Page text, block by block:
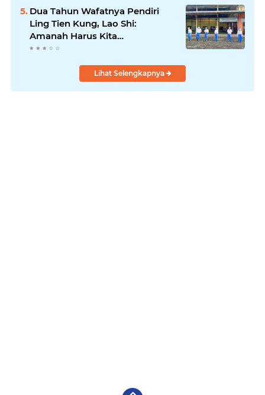
Dua Tahun Wafatnya Pendiri
Ling Tien Kung, Lao Shi:
Amanah Harus Kita
Laksanakan!
Lihat Selengkapnya